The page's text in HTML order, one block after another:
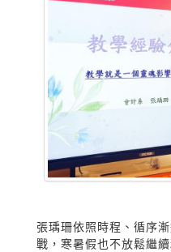
張瑀珊依照時程、循序
戰，寒暑假也不放鬆繼